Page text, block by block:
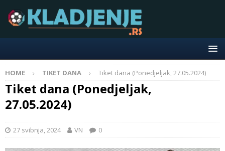
HOME TIKET DANA Tiket dana (Ponedjeljak, 27.05.2024)
Tiket dana (Ponedjeljak,
27.05.2024)
27 svibnja, 2024 VN 0